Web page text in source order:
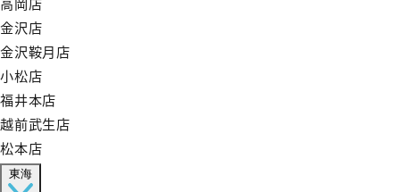
金沢店
金沢鞍月店
小松店
福井本店
越前武生店
松本店
東海